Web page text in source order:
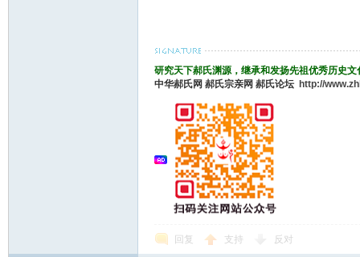
研究天下郝氏渊源，继承和发扬先祖优秀历史
中华郝氏网 郝氏宗亲网 郝氏论坛 http://
回复 支持 反对